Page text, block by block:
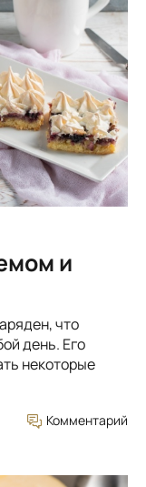
и
что
день. Его
некоторые
Комментарий